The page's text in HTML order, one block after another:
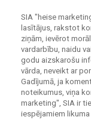
SIA "heise
lasītājus, rakstot
ziņām, ievērot
vardarbību, naidu
godu aizskarošu
vārda, neveikt ar
Gadījumā, ja
noteikumus, viņa
marketing", SIA ir
iespējamiem